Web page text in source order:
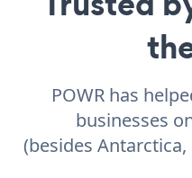
POWR has
businesses
(besides